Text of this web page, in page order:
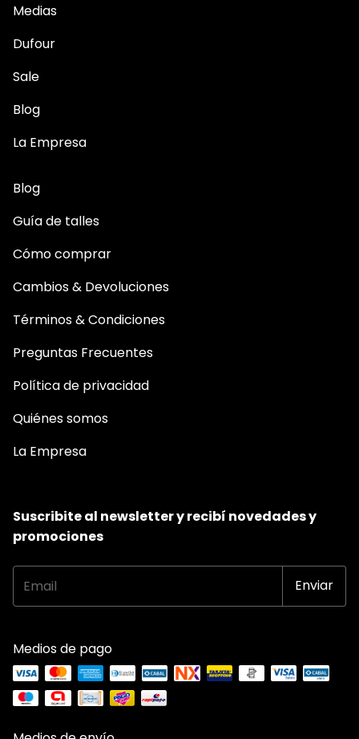
Medias
Dufour
Sale
Blog
La Empresa
Blog
Guía de talles
Cómo comprar
Cambios & Devoluciones
Términos & Condiciones
Preguntas Frecuentes
Política de privacidad
Quiénes somos
La Empresa
Suscribite al newsletter y recibí novedades y
promociones
Medios de pago